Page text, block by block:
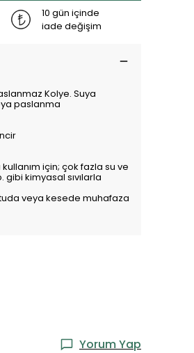
10 gün içinde
iade değişim
Kolye. Suya
paslanma
için; çok fazla su ve
gibi kimyasal sıvılarla
veya kesede muhafaza
Yorum Yap